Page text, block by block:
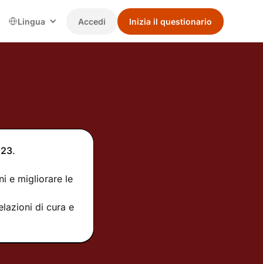
Lingua Accedi Inizia il questionario
.
e migliorare le
di cura e